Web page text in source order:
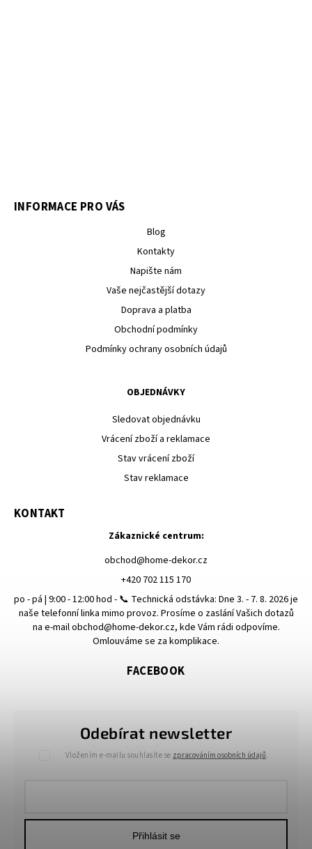
INFORMACE PRO VÁS
Blog
Kontakty
Napište nám
Vaše nejčastější dotazy
Doprava a platba
Obchodní podmínky
Podmínky ochrany osobních údajů
OBJEDNÁVKY
Sledovat objednávku
Vrácení zboží a reklamace
Stav vrácení zboží
Stav reklamace
Odebírat newsletter
Vložením e-mailu souhlasíte se zpracováním osobních údajů.
Přihlásit se
KONTAKT
Zákaznické centrum:
obchod@home-dekor.cz
+420 702 115 170
po - pá | 9:00 - 12:00 hod - 📞 Technická odstávka: Dne 3. - 7. 8. 2026 je
naše telefonní linka mimo provoz. Prosíme o zaslání Vašich dotazů
na e-mail obchod@home-dekor.cz, kde Vám rádi odpovíme.
Omlouváme se za komplikace.
FACEBOOK